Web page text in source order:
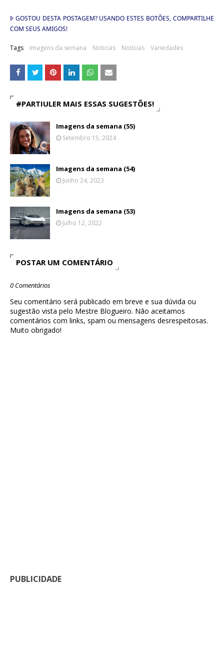
Þ GOSTOU DESTA POSTAGEM? USANDO ESTES BOTÕES, COMPARTILHE
COM SEUS AMIGOS!
Tags Imagens da semana Noticias Notícias Variedades
#PARTIULER MAIS ESSAS SUGESTÕES!
Imagens da semana (55)
Setembro 15, 2024
Imagens da semana (54)
Junho 24, 2023
Imagens da semana (53)
Julho 12, 2022
POSTAR UM COMENTÁRIO
0 Comentários
Seu comentário será publicado em breve e sua dúvida ou
sugestão vista pelo Mestre Blogueiro. Não aceitamos
comentários com links, spam ou mensagens desrespeitosas.
Muito obrigado!
PUBLICIDADE